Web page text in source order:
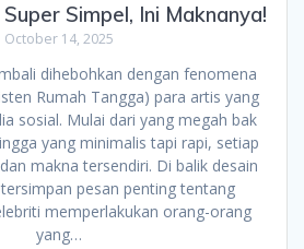
Simpel, Ini Maknanya!
October 14, 2025
dihebohkan dengan fenomena
Rumah Tangga) para artis yang
sosial. Mulai dari yang megah bak
yang minimalis tapi rapi, setiap
makna tersendiri. Di balik desain
pesan penting tentang
memperlakukan orang-orang
yang…